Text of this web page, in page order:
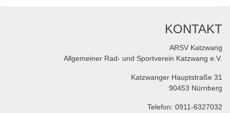
KONTAKT
ARSV Katzwang
Allgemeiner Rad- und Sportverein Katzwang e.V.
Katzwanger Hauptstraße 31
90453 Nürnberg
Telefon: 0911-6327032